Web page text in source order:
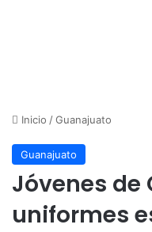
Inicio /Guanajuato
Guanajuato
Jóvenes de
uniformes